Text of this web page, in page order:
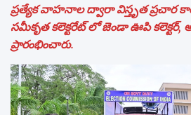
ప్రత్యేక వాహనాల ద్వారా విస్తృత ప్రచార
సమీకృత కలెక్టరేట్ లో జెండా ఊపి కలెక్టర్,
ప్రారంభించారు.